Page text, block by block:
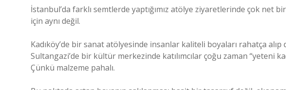
İstanbul’da farklı semtlerde yaptığımız atölye ziyaretlerinde çok net
için aynı değil.
Kadıköy’de bir sanat atölyesinde insanlar kaliteli boyaları rahatça
Sultangazi’de bir kültür merkezinde katılımcılar çoğu zaman “yeteni
Çünkü malzeme pahalı.